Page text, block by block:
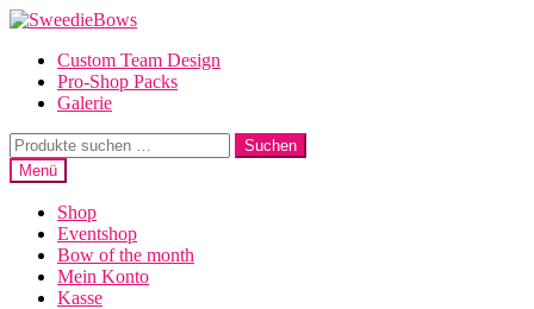
Zur
springen
Zum
springenCustom Team Design
Pro-Shop Packs
Galerie
Suche
nach:
Suchen
Menü
Shop
Eventshop
Bow of the month
Mein Konto
Kasse